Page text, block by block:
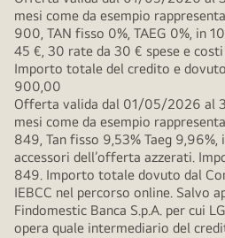
mesi come da esempio
900, TAN fisso 0%, TAEG 0%, in
45 €, 30 rate da 30 € spese e
Importo totale del credito e
900,00
Offerta valida dal 01/05/2026 al
mesi come da esempio
849, Tan fisso 9,53% Taeg
accessori dell’offerta azzerati.
849. Importo totale dovuto dal
IEBCC nel percorso online. Salvo
Findomestic Banca S.p.A. per cui
opera quale intermediario del